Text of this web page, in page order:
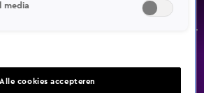
volledig tegengesteld
een week lang van huis, budget en
geld werkelijk gelukkig?
media
Alle cookies accepteren